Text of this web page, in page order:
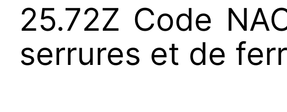
25.72Z Code
serrures et de